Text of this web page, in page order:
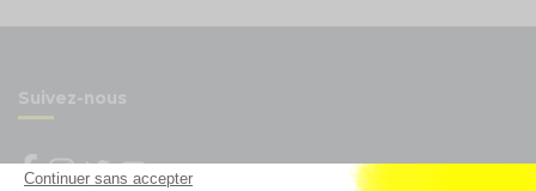
Continuer sans accepter
Suivez-nous